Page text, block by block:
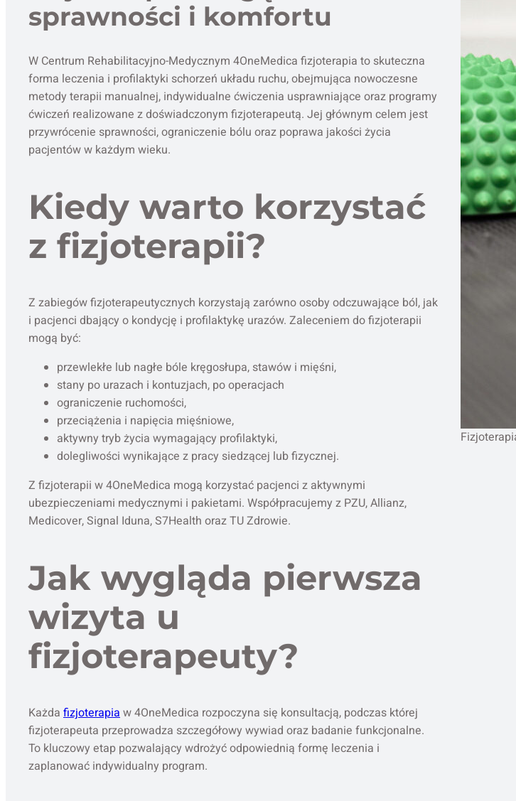
sprawności i komfortu
W Centrum Rehabilitacyjno-Medycznym 4OneMedica fizjoterapia to skuteczna
forma leczenia i profilaktyki schorzeń układu ruchu, obejmująca nowoczesne
metody terapii manualnej, indywidualne ćwiczenia usprawniające oraz programy
ćwiczeń realizowane z doświadczonym fizjoterapeutą. Jej głównym celem jest
przywrócenie sprawności, ograniczenie bólu oraz poprawa jakości życia
pacjentów w każdym wieku.
Kiedy warto korzystać
z fizjoterapii?
Z zabiegów fizjoterapeutycznych korzystają zarówno osoby odczuwające ból, jak
i pacjenci dbający o kondycję i profilaktykę urazów. Zaleceniem do fizjoterapii
mogą być:
przewlekłe lub nagłe bóle kręgosłupa, stawów i mięśni,
stany po urazach i kontuzjach, po operacjach
ograniczenie ruchomości,
przeciążenia i napięcia mięśniowe,
aktywny tryb życia wymagający profilaktyki,
dolegliwości wynikające z pracy siedzącej lub fizycznej.
Z fizjoterapii w 4OneMedica mogą korzystać pacjenci z aktywnymi
ubezpieczeniami medycznymi i pakietami. Współpracujemy z PZU, Allianz,
Medicover, Signal Iduna, S7Health oraz TU Zdrowie.
Jak wygląda pierwsza
wizyta u
fizjoterapeuty?
Każda fizjoterapia w 4OneMedica rozpoczyna się konsultacją, podczas której
fizjoterapeuta przeprowadza szczegółowy wywiad oraz badanie funkcjonalne.
To kluczowy etap pozwalający wdrożyć odpowiednią formę leczenia i
zaplanować indywidualny program.